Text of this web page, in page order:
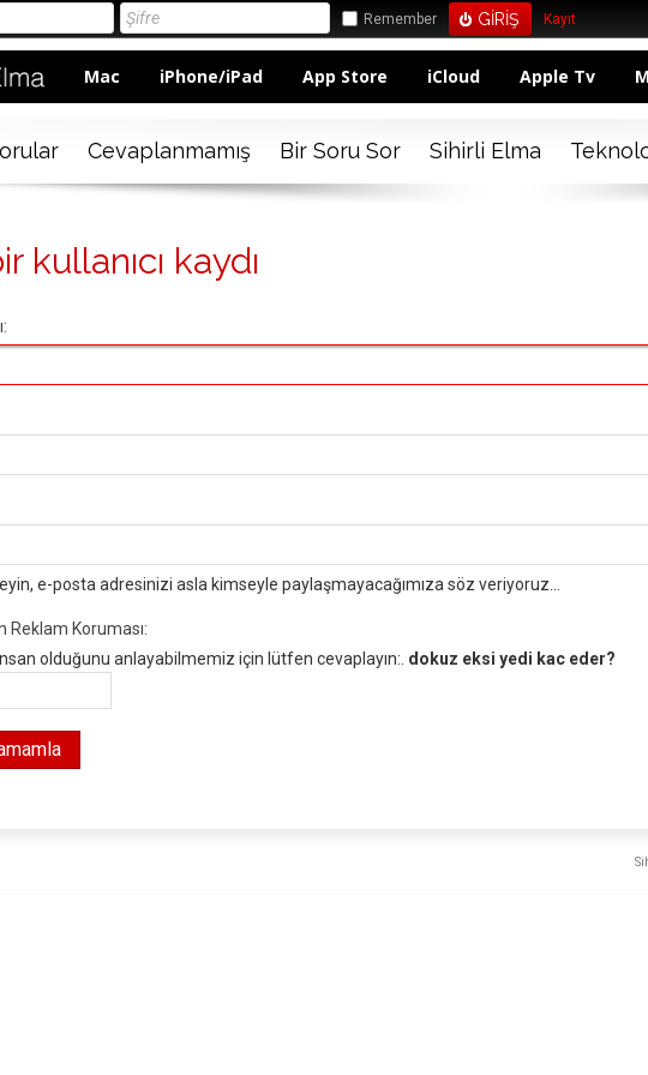
Remember Kayıt
Mac iPhone/iPad App Store iCloud Apple Tv
Cevaplanmamış Bir Soru Sor Sihirli Elma
kullanıcı kaydı
e-posta adresinizi asla kimseyle paylaşmayacağımıza söz veriyoruz...
Reklam Koruması:
olduğunu anlayabilmemiz için lütfen cevaplayın:. dokuz eksi yedi kac eder?